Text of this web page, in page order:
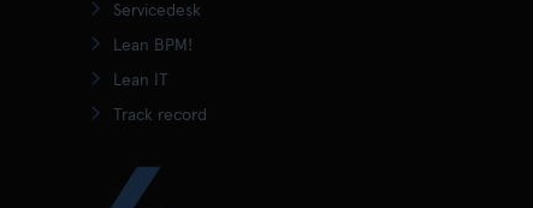
Servicedesk
Lean BPM!
Lean IT
Track record